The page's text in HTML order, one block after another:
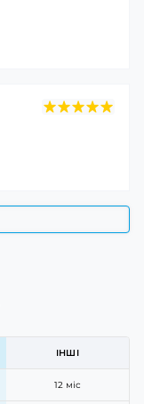
ІНШІ
12 міс